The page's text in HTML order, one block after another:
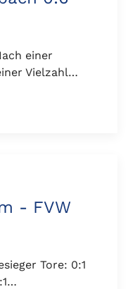
einer
Vielzahl…
- FVW
Tore: 0:1